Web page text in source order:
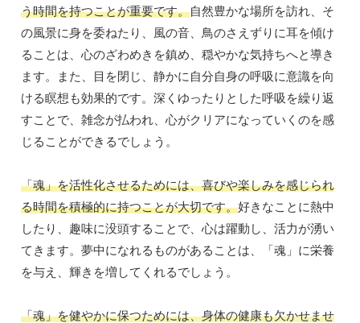
う時間を持つことが重要です。自然豊かな場所を訪れ、そ
の風景に身を委ねたり、風の音、鳥のさえずりに耳を傾け
ることは、心のざわめきを鎮め、穏やかな気持ちへと導き
ます。また、目を閉じ、静かに自分自身の呼吸に意識を向
ける瞑想も効果的です。深くゆったりとした呼吸を繰り返
すことで、雑念が払われ、心がクリアになっていくのを感
じることができるでしょう。
「魂」を活性化させるためには、喜びや楽しみを感じられ
る時間を積極的に持つことが大切です。好きなことに熱中
したり、趣味に没頭することで、心は躍動し、活力が湧い
てきます。夢中になれるものがあることは、「魂」に栄養
を与え、輝きを増してくれるでしょう。
「魂」を健やかに保つためには、身体の健康も欠かせませ